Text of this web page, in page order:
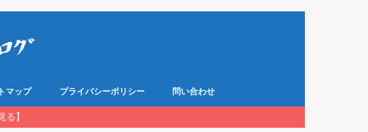
マップ プライバシーポリシー 問い合わせ
】